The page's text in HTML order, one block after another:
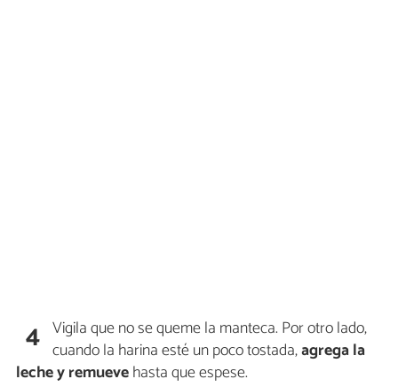
4 Vigila que no se queme la manteca. Por otro lado,
cuando la harina esté un poco tostada,agrega la
leche y remuevehasta que espese.